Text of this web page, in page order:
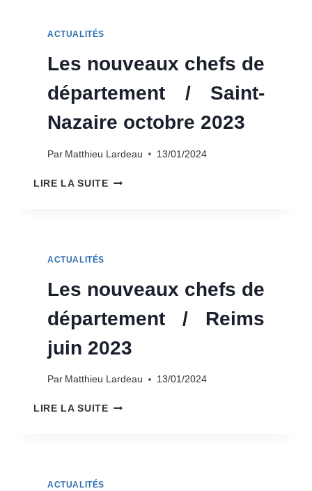
ACTUALITÉS
Les nouveaux chefs de
département / Saint-
Nazaire octobre 2023
Par Matthieu Lardeau 13/01/2024
LIRE LA SUITELES
OCTOBRE
ACTUALITÉS
Les nouveaux chefs de
département / Reims
juin 2023
Par Matthieu Lardeau 13/01/2024
LIRE LA SUITELES
ACTUALITÉS